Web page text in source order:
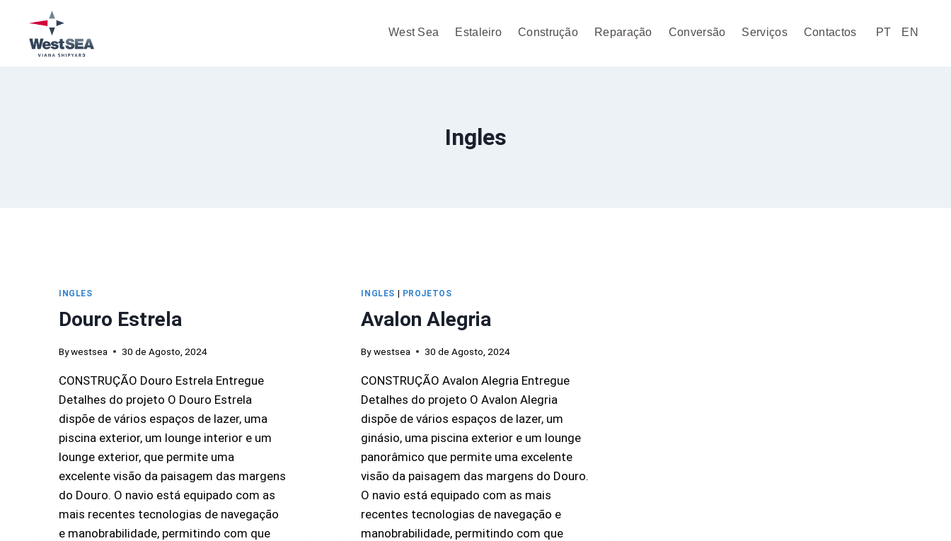
West Sea Estaleiro Construção Reparação Conversão Serviços Contactos PT EN
Ingles
INGLES
Douro Estrela
Bywestsea 30 de Agosto, 2024
CONSTRUÇÃO Douro Estrela Entregue
Detalhes do projeto O Douro Estrela
dispõe de vários espaços de lazer, uma
piscina exterior, um lounge interior e um
lounge exterior, que permite uma
excelente visão da paisagem das margens
do Douro. O navio está equipado com as
mais recentes tecnologias de navegação
e manobrabilidade, permitindo com que
INGLES PROJETOS
Avalon Alegria
By westsea 30 de Agosto, 2024
CONSTRUÇÃO Avalon Alegria Entregue
Detalhes do projeto O Avalon Alegria
dispõe de vários espaços de lazer, um
ginásio, uma piscina exterior e um lounge
panorâmico que permite uma excelente
visão da paisagem das margens do Douro.
O navio está equipado com as mais
recentes tecnologias de navegação e
manobrabilidade, permitindo com que